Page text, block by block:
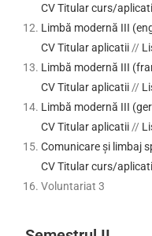
CV Titular curs/
Limbă modernă III
CV Titular aplicatii //
Limbă modernă III
CV Titular aplicatii //
Limbă modernă III
CV Titular aplicatii //
Comunicare și limbaj
CV Titular curs/
Voluntariat 3